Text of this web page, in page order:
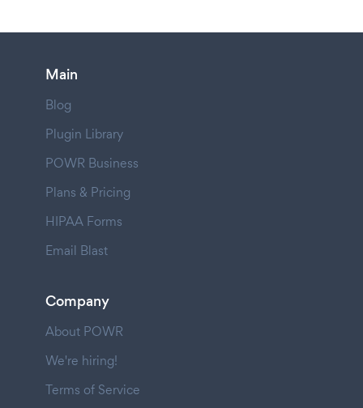
Main
Blog
Plugin Library
POWR Business
Plans & Pricing
HIPAA Forms
Email Blast
Company
About POWR
We're hiring!
Terms of Service